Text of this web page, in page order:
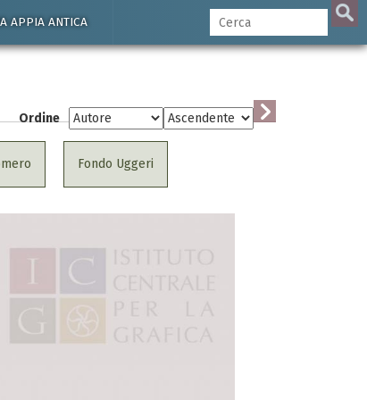
APPIA ANTICA
Ordine
Fondo Uggeri